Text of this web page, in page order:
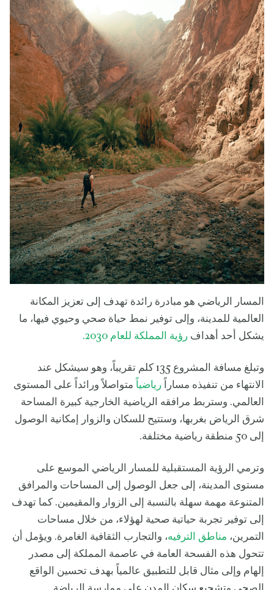
المسار الرياضي هو مبادرة رائدة تهدف إلى تعزيز المكانة
العالمية للمدينة، وإلى توفير نمط حياة صحي وحيوي فيها، ما
يشكل أحد أهداف رؤية المملكة للعام 2030.
وتبلغ مسافة المشروع 135 كلم تقريباً، وهو سيشكل عند
الانتهاء من تنفيذه مساراً رياضياً متواصلاً ورائداً على المستوى
العالمي. وستربط مرافقه الرياضية الخارجية كبيرة المساحة
شرق الرياض بغربها، وستتيح للسكان والزوار إمكانية الوصول
إلى 50 منطقة رياضية مختلفة.
وترمي الرؤية المستقبلية للمسار الرياضي الموسع على
مستوى المدينة، إلى جعل الوصول إلى المساحات والمرافق
المتنوعة مهمة سهلة بالنسبة إلى الزوار والمقيمين. كما تهدف
إلى توفير تجربة حياتية صحية لهؤلاء، من خلال مساحات
التمرين، مناطق الترفيه، والتجارب الثقافية الغامرة. ويؤمل أن
تتحول هذه الفسحة العامة في عاصمة المملكة إلى مصدر
إلهام وإلى مثال قابل للتطبيق عالمياً بهدف تحسين الواقع